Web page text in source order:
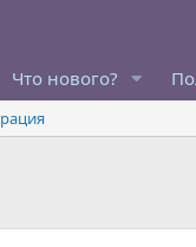
Что нового?